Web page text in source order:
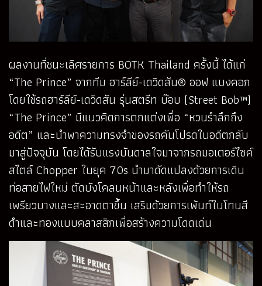
ผลงานที่ชนะเลิศรายการ BOTK Thailand ครั้งนี้ ได้แก่
“The Prince” จากทีม ฮาร์ลีย์-เดวิดสัน® ออฟ แบงคอก
โดยใช้รถฮาร์ลีย์-เดวิดสัน รุ่นสตรีท บ๊อบ (Street Bob™)
“The Prince” มีแนวคิดการตกแต่งเพื่อ “หวนรำลึกถึง
อดีต” และนำพาความทรงจำของรถคันโปรดในอดีตกลับ
มาสู่ปัจจุบัน โดยได้รับแรงบันดาลใจมาจากรถมอเตอร์ไซค์
สไตล์ Chopper ในยุค 70s นำมาดัดแปลงด้วยการเดิน
ท่อสายไฟใหม่ ตัดบังโคลนหน้าและหลังเพื่อทำให้รถ
เพรียวบางและสะอาดตาขึ้น เสริมด้วยการเพ้นท์ในโทนสี
ดำและทองแบบคลาสสิกเพื่อสร้างความโดดเด่น